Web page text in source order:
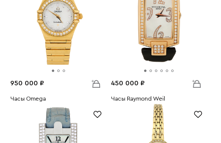
950 000 ₽
Часы Omega
450 000 ₽
Часы Raymond Weil